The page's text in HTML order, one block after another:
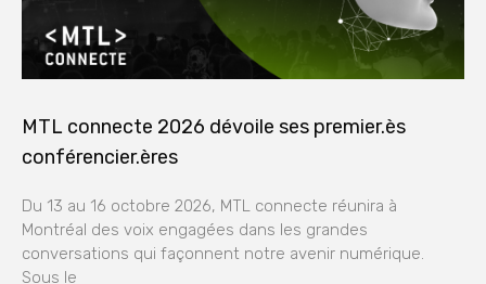
MTL connecte 2026 dévoile ses premier.ès
conférencier.ères
Du 13 au 16 octobre 2026, MTL connecte réunira à
Montréal des voix engagées dans les grandes
conversations qui façonnent notre avenir numérique.
Sous le